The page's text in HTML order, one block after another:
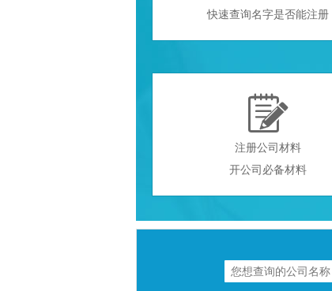
快速查询名字是否能注册

注册公司材料
开公司必备材料